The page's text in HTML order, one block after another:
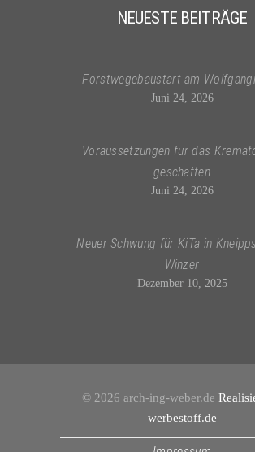
NEUESTE BEITRÄGE
Forstwegebaustart am
Juni 24, 2026
Voraussetzungen für das
geschaffen
Juni 24, 2026
Neuer Schwung für KiTa in
Winzer
Dezember 10, 2025
© 2026 arch-ing-weber.de
werbestoff.de